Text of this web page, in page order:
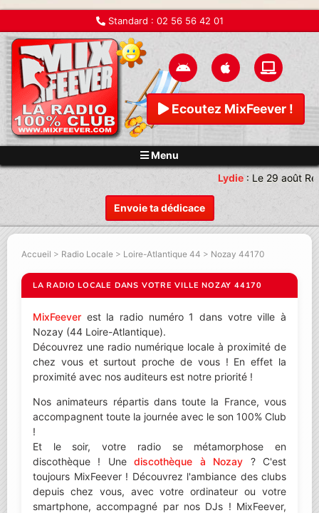
Standard : 02 56 56 42 01
Ecoutez MixFeever !
Menu
Envoie ta dédicace
Lydie:Le 29 août
Accueil > Radio Locale > Loire-Atlantique 44 > Nozay 44170
LA RADIO LOCALE DANS VOTRE VILLE NOZAY 44170
MixFeever est la radio numéro 1 dans votre ville à
Nozay (44 Loire-Atlantique).
Découvrez une radio numérique locale à proximité de
chez vous et surtout proche de vous ! En effet la
proximité avec nos auditeurs est notre priorité !
Nos animateurs répartis dans toute la France, vous
accompagnent toute la journée avec le son 100% Club
!
Et le soir, votre radio se métamorphose en
discothèque ! Unediscothèque à Nozay ? C'est
toujours MixFeever ! Découvrez l'ambiance des clubs
depuis chez vous, avec votre ordinateur ou votre
smartphone, accompagné par nos DJs ! MixFeever,